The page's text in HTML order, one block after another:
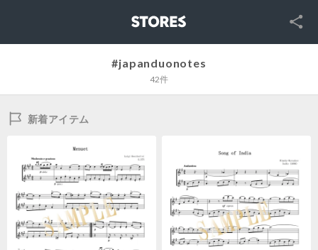
SNS
#japanduonotes
42件
新着アイテム